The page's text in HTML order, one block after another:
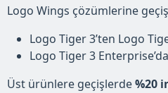
Logo Wings çözümlerine
Logo Tiger 3’ten Logo
Logo Tiger 3
Üst ürünlere geçişlerde%20